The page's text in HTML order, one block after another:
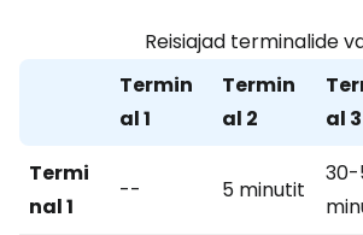
Reisiajad terminalide
Termin
al 1
Termin
al 2
al 3
Termi
nal 1
-- 5 minutit